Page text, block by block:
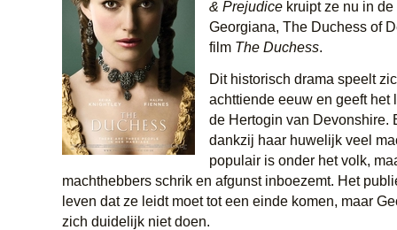
& Prejudice kruipt ze nu in
Georgiana, The Duchess of
film The Duchess.
Dit historisch drama speelt
achttiende eeuw en geeft het
de Hertogin van Devonshire.
dankzij haar huwelijk veel
populair is onder het volk,
machthebbers schrik en afgunst inboezemt. Het
leven dat ze leidt moet tot een einde komen, maar
zich duidelijk niet doen.